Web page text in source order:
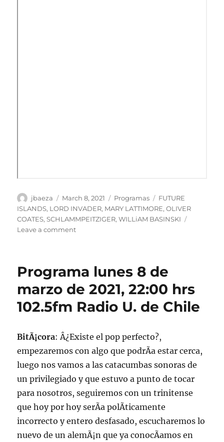
Author
jbaeza
Posted
on
March 8, 2021 Categories
Programas Tags
FUTURE
ISLANDS, LORD INVADER, MARY LATTIMORE,OLIVER
COATES,SCHLAMMPEITZIGER,WILLiAM BASINSKI
Leave a commenton
8
marzo
de
2021.
Programa lunes 8 de
marzo de 2021, 22:00 hrs
102.5fm Radio U. de Chile
BitÃ¡cora: Â¿Existe el pop perfecto?,
empezaremos con algo que podrÃ­a estar cerca,
luego nos vamos a las catacumbas sonoras de
un privilegiado y que estuvo a punto de tocar
para nosotros, seguiremos con un trinitense
que hoy por hoy serÃ­a polÃ­ticamente
incorrecto y entero desfasado, escucharemos lo
nuevo de un alemÃ¡n que ya conocÃ­amos en